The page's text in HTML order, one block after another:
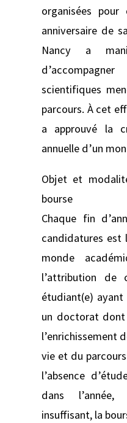
organisées pour
anniversaire de
Nancy a
scientifiques
parcours. À cet
a approuvé la
annuelle d’un
Objet et
bourse
Chaque fin
candidatures est
monde
l’attribution de
étudiant(e)
un doctorat
l’enrichissement
vie et du
l’absence
dans
insuffisant, la